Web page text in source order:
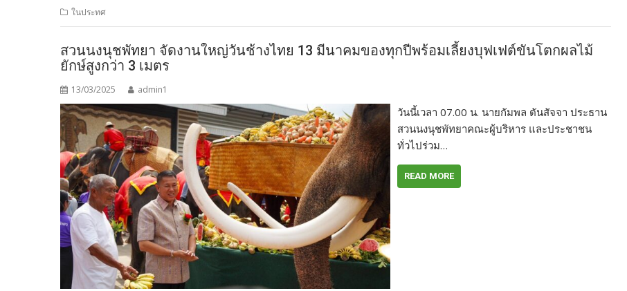
ในประทศ
สวนนงนุชพัทยา จัดงานใหญ่วันช้างไทย 13 มีนาคมของทุกปีพร้อมเลี้ยงบุฟเฟต์ขันโตกผลไม้
ยักษ์สูงกว่า 3 เมตร
13/03/2025 admin1
วันนี้เวลา 07.00 น. นายกัมพล ตันสัจจา ประธาน
สวนนงนุชพัทยาคณะผู้บริหาร และประชาชน
ทั่วไปร่วม…
READ MORE